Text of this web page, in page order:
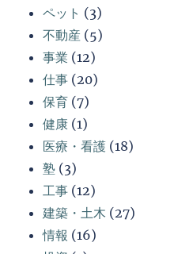
ペット (3)
不動産 (5)
事業 (12)
仕事 (20)
保育 (7)
健康 (1)
医療・看護 (18)
塾 (3)
工事 (12)
建築・土木 (27)
情報 (16)